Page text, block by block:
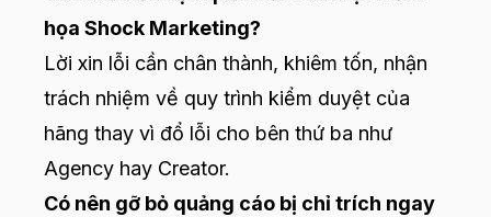
họa Shock Marketing?
Lời xin lỗi cần chân thành, khiêm tốn, nhận
trách nhiệm về quy trình kiểm duyệt của
hãng thay vì đổ lỗi cho bên thứ ba như
Agency hay Creator.
Có nên gỡ bỏ quảng cáo bị chỉ trích ngay